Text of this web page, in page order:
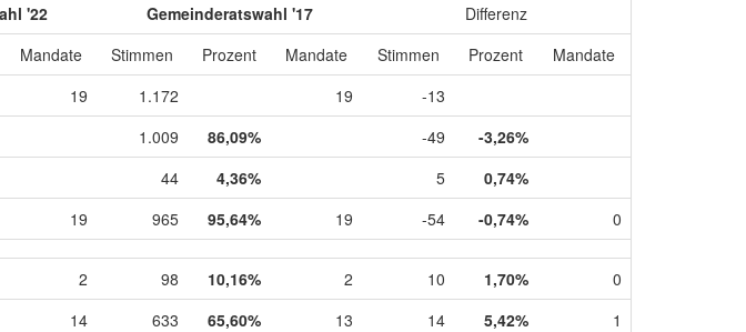
'22 Gemeinderatswahl '17
Differenz
Mandate Stimmen Prozent Mandate Stimmen Prozent
Mandate
19 1.172 19
-13
1.009 86,09% -49
-3,26%
44 4,36% 5
0,74%
19 965 95,64% 19 -54 -0,74% 0
2 98 10,16% 2 10 1,70%
0
14 633 65,60% 13 14 5,42%
1